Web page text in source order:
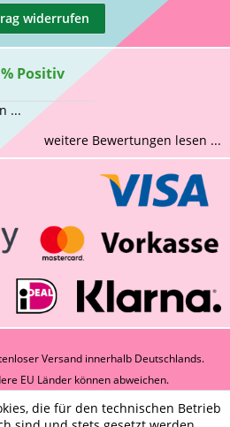
widerrufen
% Positiv
...
weitere Bewertungen lesen ...
Versand innerhalb Deutschlands.
EU Länder können abweichen.
die für den technischen Betrieb